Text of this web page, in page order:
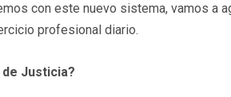
con este nuevo sistema, vamos a
profesional diario.
Justicia?